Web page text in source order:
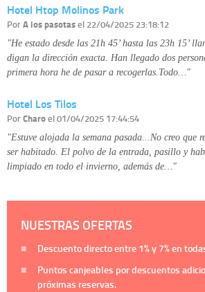
Hotel Htop Molinos Park
PorA los pasotasel 22/04/2025 23:18:12
"He estado desde las 21h 45’ hasta las 23h 15’
digan la dirección exacta. Han llegado dos
primera hora he de pasar a recogerlas.Todo…"
Hotel Los Tilos
PorCharoel 01/04/2025 17:44:54
"Estuve alojada la semana pasada...No creo que
ser habitado. El polvo de la entrada, pasillo y
limpiado en todo el invierno, además de…"
NUESTRAS OFERTAS
Descuento directo entre 1%y 7%en
Puntos canjeables por descuentos
próximas reservas.